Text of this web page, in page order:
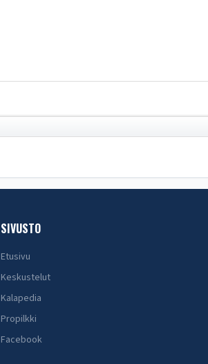
SIVUSTO
Etusivu
Keskustelut
Kalapedia
Propilkki
Facebook